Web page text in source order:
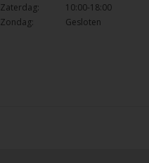
Zaterdag:
10:00-18:00
Zondag:
Gesloten